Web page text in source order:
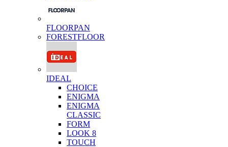
FLOORPAN
FORESTFLOOR
IDEAL
CHOICE
ENIGMA
ENIGMA
CLASSIC
FORM
LOOK 8
TOUCH